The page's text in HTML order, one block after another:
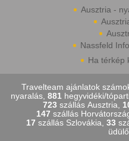
Ausztria -
Nassfeld
Ha térkép
Travelteam ajánlatok
nyaralás, 881 hegyvidéki/
723 szállás Ausztria,
147 szállás
17 szállás Szlovákia, 33